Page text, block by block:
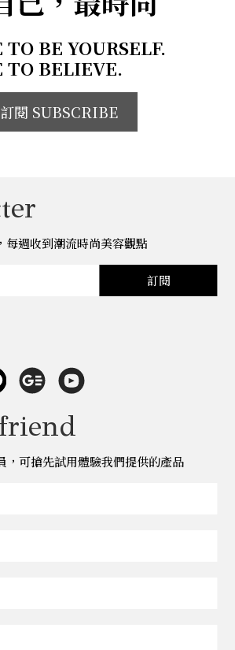
TO BE YOURSELF.
TO BELIEVE.
訂閱 SUBSCRIBE
每週收到潮流時尚美容觀點
訂閱
，可搶先試用體驗我們提供的產品